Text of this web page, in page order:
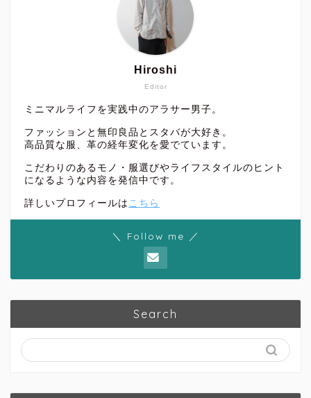
Editor
Hiroshi
ミニマルライフを実践中のアラサー男子。
ファッションと無印良品とスタバが大好き。
高品質な服、革の経年変化を愛でています。
こだわりのあるモノ・服選びやライフスタイルのヒント
になるような内容を発信中です。
詳しいプロフィールは こちら
＼ Follow me ／
Search